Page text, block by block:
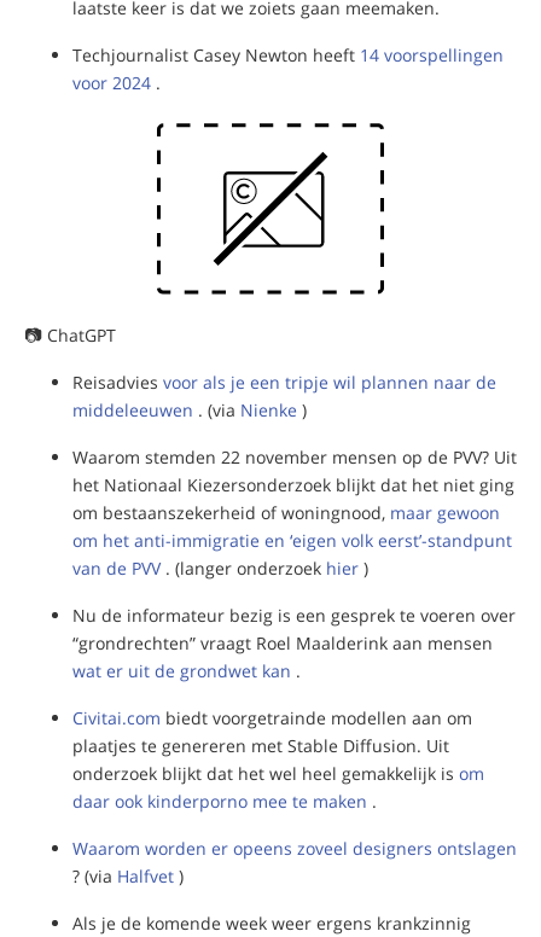
laatste keer is dat we zoiets gaan meemaken.
Techjournalist Casey Newton heeft 14 voorspellingen
voor 2024 .
📷 ChatGPT
Reisadvies voor als je een tripje wil plannen naar de
middeleeuwen . (via Nienke )
Waarom stemden 22 november mensen op de PVV? Uit
het Nationaal Kiezersonderzoek blijkt dat het niet ging
om bestaanszekerheid of woningnood, maar gewoon
om het anti-immigratie en ‘eigen volk eerst’-standpunt
van de PVV . (langer onderzoek hier )
Nu de informateur bezig is een gesprek te voeren over
“grondrechten” vraagt Roel Maalderink aan mensen
wat er uit de grondwet kan .
Civitai.com biedt voorgetrainde modellen aan om
plaatjes te genereren met Stable Diffusion. Uit
onderzoek blijkt dat het wel heel gemakkelijk is om
daar ook kinderporno mee te maken .
Waarom worden er opeens zoveel designers ontslagen
? (via Halfvet )
Als je de komende week weer ergens krankzinnig